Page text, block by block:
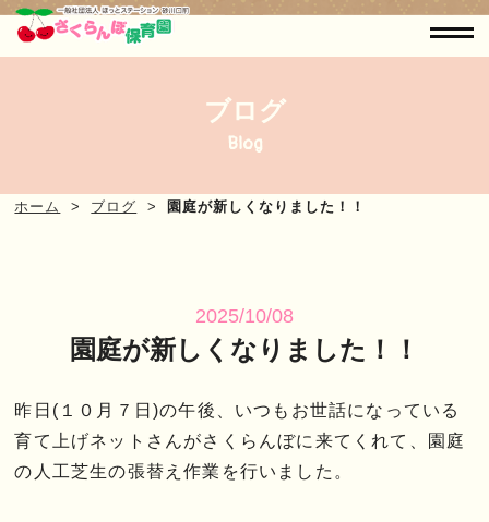
ブログ
Blog
ホーム ブログ 園庭が新しくなりました！！
2025/10/08
園庭が新しくなりました！！
昨日(１０月７日)の午後、いつもお世話になっている
育て上げネットさんがさくらんぼに来てくれて、園庭
の人工芝生の張替え作業を行いました。